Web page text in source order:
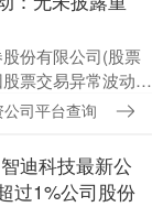
份有限公司(股票
票交易异常波动引
27日，公司股价
司平台查询
迪科技最新公
过1%公司股份